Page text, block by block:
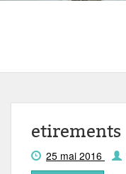
etirements
25 mai 2016